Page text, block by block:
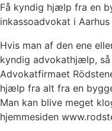
Få kyndig hjælp fra en
inkassoadvokat i Aarhus
Hvis man af den ene
kyndig advokathjælp,
Advokatfirmaet
hjælp fra alt fra en
Man kan blive meget
hjemmesiden